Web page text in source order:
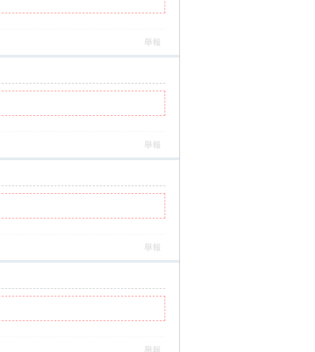
舉報
舉報
舉報
舉報